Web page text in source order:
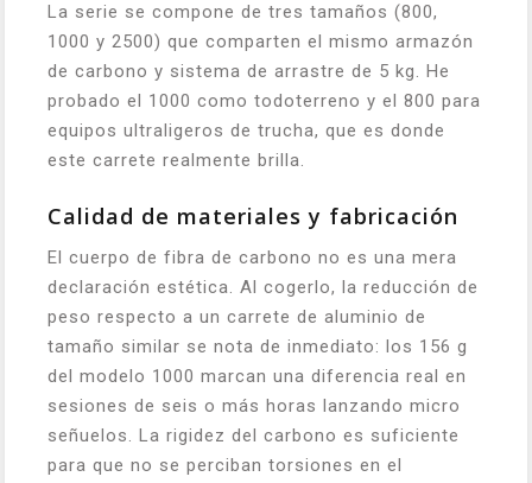
La serie se compone de tres tamaños (800,
1000 y 2500) que comparten el mismo armazón
de carbono y sistema de arrastre de 5 kg. He
probado el 1000 como todoterreno y el 800 para
equipos ultraligeros de trucha, que es donde
este carrete realmente brilla.
Calidad de materiales y fabricación
El cuerpo de fibra de carbono no es una mera
declaración estética. Al cogerlo, la reducción de
peso respecto a un carrete de aluminio de
tamaño similar se nota de inmediato: los 156 g
del modelo 1000 marcan una diferencia real en
sesiones de seis o más horas lanzando micro
señuelos. La rigidez del carbono es suficiente
para que no se perciban torsiones en el